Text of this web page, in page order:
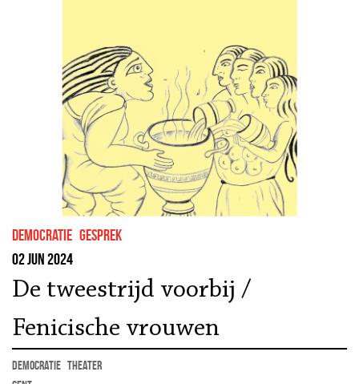
democratie gesprek
02 jun 2024
De tweestrijd voorbij /
Fenicische vrouwen
democratie theater